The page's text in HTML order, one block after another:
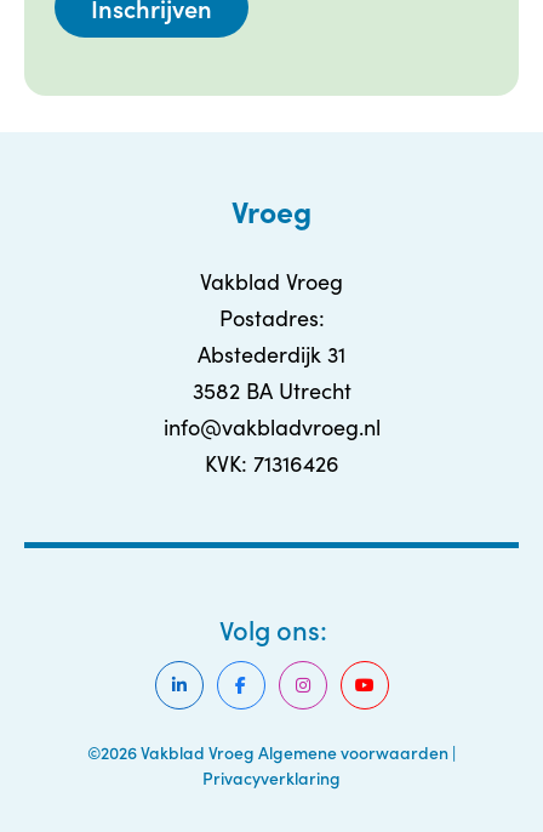
Vroeg
Vakblad Vroeg
Postadres:
Abstederdijk 31
3582 BA Utrecht
info@vakbladvroeg.nl
KVK: 71316426
©2026 Vakblad Vroeg Algemene voorwaarden |
Privacyverklaring
Volg ons: